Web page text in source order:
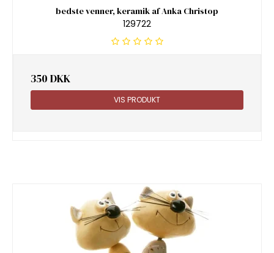
bedste venner, keramik af Anka Christop
129722
350 DKK
VIS PRODUKT